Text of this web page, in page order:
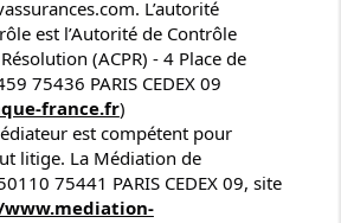
L’autorité
est l’Autorité de Contrôle
(ACPR) - 4 Place de
75436 PARIS CEDEX 09
france.fr)
est compétent pour
litige. La Médiation de
75441 PARIS CEDEX 09, site